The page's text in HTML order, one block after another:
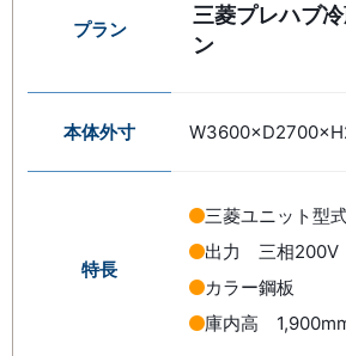
プラン
三菱プレハブ
ン
本体外寸
特長
三菱ユニット型
出力 三相
カラー鋼板
庫内高